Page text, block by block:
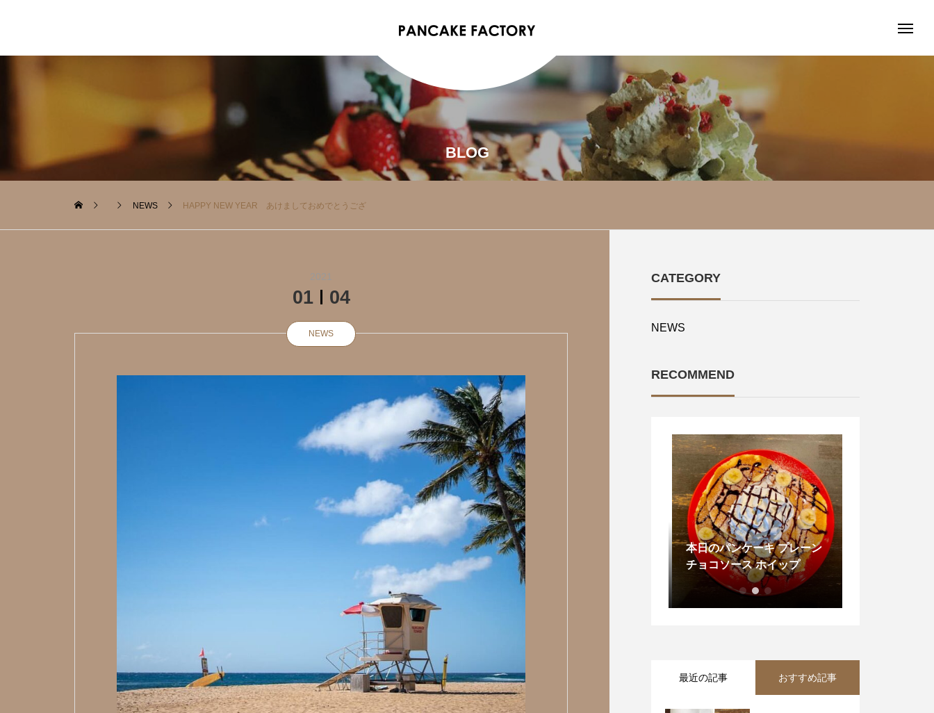
BLOG
NEWS HAPPY NEW YEAR あけましておめでとうござ
2021
01 04
NEWS
CATEGORY
NEWS
RECOMMEND
本日も営業中 . . . ?Lunch Ti
me? . SODA & SMOOTHIE .
本日の日替わりランチ ブロ
ッコリーとチキンのクリーム
パスタ
本日のパンケーキ プレーン
チョコソース ホイップ
最近の記事 おすすめ記事